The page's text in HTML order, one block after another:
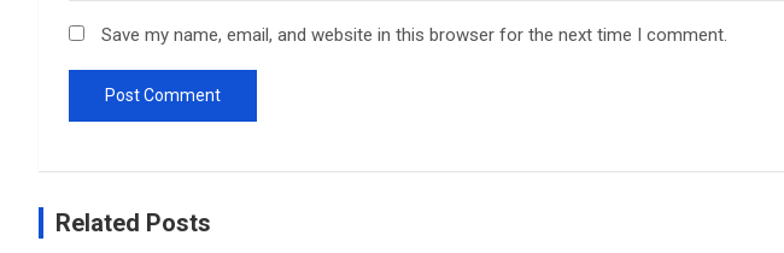
Save my name, email, and website in this browser for the next time I comment.
Related Posts